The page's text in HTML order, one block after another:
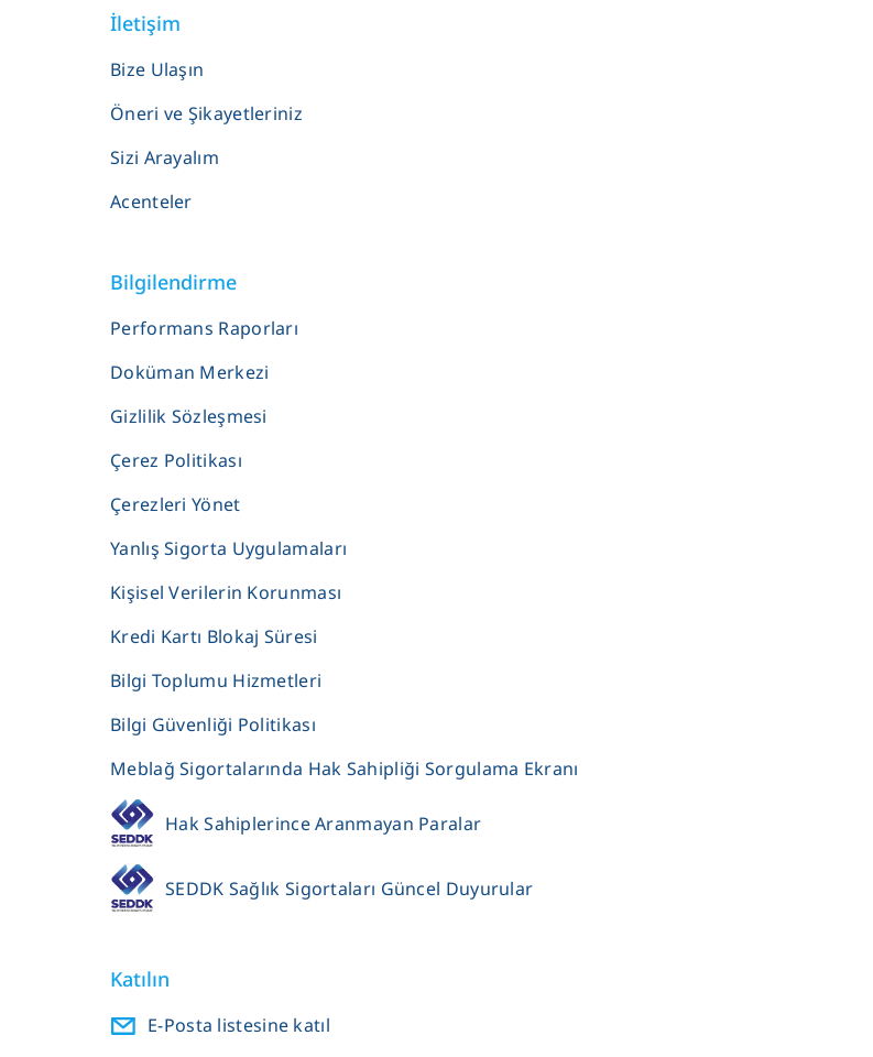
İletişim
Bize Ulaşın
Öneri ve Şikayetleriniz
Sizi Arayalım
Acenteler
Bilgilendirme
Performans Raporları
Doküman Merkezi
Gizlilik Sözleşmesi
Çerez Politikası
Çerezleri Yönet
Yanlış Sigorta Uygulamaları
Kişisel Verilerin Korunması
Kredi Kartı Blokaj Süresi
Bilgi Toplumu Hizmetleri
Bilgi Güvenliği Politikası
Meblağ Sigortalarında Hak Sahipliği Sorgulama Ekranı
Hak Sahiplerince Aranmayan Paralar
SEDDK Sağlık Sigortaları Güncel Duyurular
Katılın
E-Posta listesine katıl